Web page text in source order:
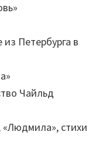
Петербурга в
Чайльд
«Людмила», стихи